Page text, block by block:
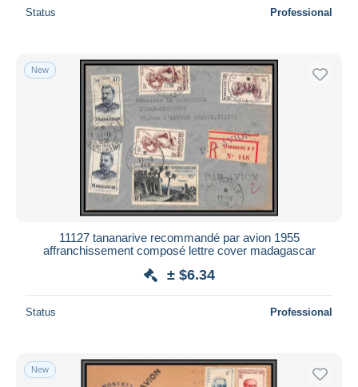
Status Professional
New
11127 tananarive recommandé par avion 1955
affranchissement composé lettre cover madagascar
± $6.34
Status Professional
New